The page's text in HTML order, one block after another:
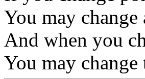
You may change
And when you
You may